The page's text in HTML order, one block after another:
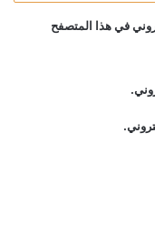
في هذا المتصفح